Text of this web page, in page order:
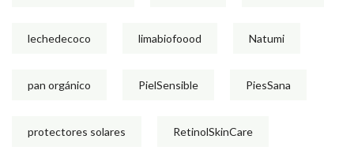
lechedecoco limabiofoood Natumi
pan orgánico PielSensible PiesSana
protectores solares RetinolSkinCare